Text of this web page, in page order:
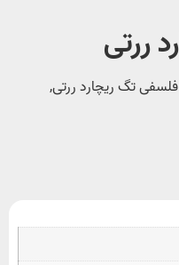
ررتی
فلسفى تگ ریچارد ررتی,